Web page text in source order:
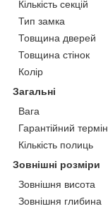
Кількість секцій
Тип замка
Товщина дверей
Товщина стінок
Колір
Загальні
Вага
Гарантійний термін
Кількість полиць
Зовнішні розміри
Зовнішня висота
Зовнішня глибина